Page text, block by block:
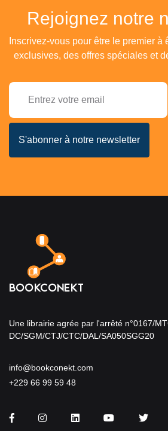
Rejoignez notre
Inscrivez-vous pour être le premier à
exclusives, des offres spéciales et
Une librairie agrée par l'arrêté n°0167/
DC/SGM/CTJ/CTC/DAL/SA050SGG20
info@bookconekt.com
+229 66 99 59 48
FacebookInstagramLinkedInYou Tube